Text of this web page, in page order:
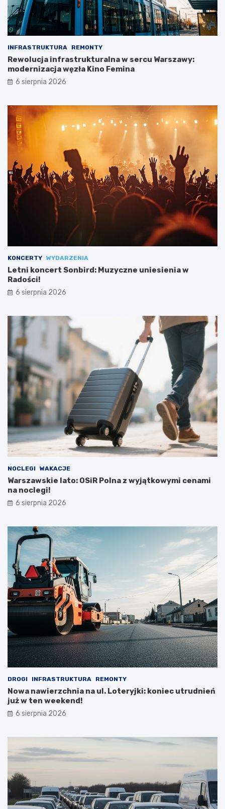
INFRASTRUKTURA REMONTY
Rewolucja infrastrukturalna w sercu Warszawy:
modernizacja węzła Kino Femina
6 sierpnia 2026
KONCERTY WYDARZENIA
Letni koncert Sonbird: Muzyczne uniesienia w
Radości!
6 sierpnia 2026
NOCLEGI WAKACJE
Warszawskie lato: OSiR Polna z wyjątkowymi cenami
na noclegi!
6 sierpnia 2026
DROGI INFRASTRUKTURA REMONTY
Nowa nawierzchnia na ul. Loteryjki: koniec utrudnień
już w ten weekend!
6 sierpnia 2026